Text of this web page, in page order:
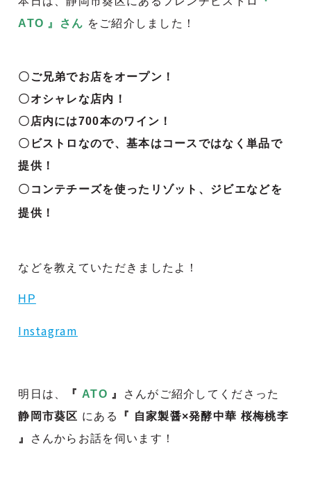
ATO 』さん をご紹介しました！
〇ご兄弟でお店をオープン！
〇オシャレな店内！
〇店内には700本のワイン！
〇ビストロなので、基本はコースではなく単品で
提供！
〇コンテチーズを使ったリゾット、ジビエなどを
提供！
などを教えていただきましたよ！
HP
Instagram
明日は、 『 ATO 』
さんがご紹介してくださった
静岡市葵区 にある
『 自家製醤×発酵中華 桜梅桃李
』
さんからお話を伺います！